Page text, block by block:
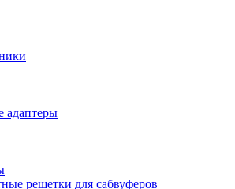
адаптеры
решетки для сабвуферов